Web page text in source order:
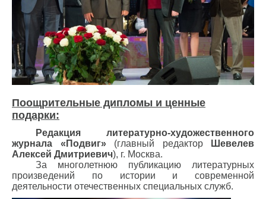
Поощрительные дипломы и ценные
подарки:
Редакция литературно-художественного
журнала «Подвиг»(главный редактор
Шевелев
Алексей Дмитриевич), г. Москва.
За многолетнюю публикацию литературных
произведений по истории и современной
деятельности отечественных специальных служб.